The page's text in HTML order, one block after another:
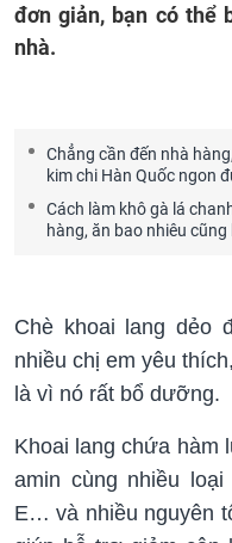
đơn giản, bạn có thể
nhà.
Chẳng cần đến nhà
kim chi Hàn Quốc ngon
Cách làm khô gà lá
hàng, ăn bao nhiêu cũng
Chè khoai lang dẻo
nhiều chị em yêu
là vì nó rất bổ dưỡng.
Khoai lang chứa hàm
amin cùng nhiều
E… và nhiều nguyên